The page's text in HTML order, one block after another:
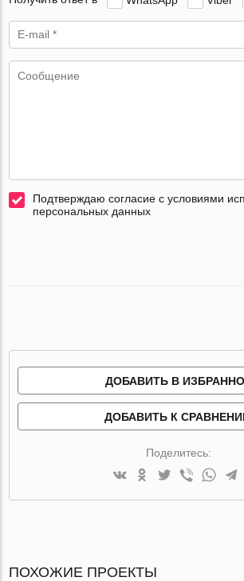
Подтверждаю согласие с условиями
персональных данных
ДОБАВИТЬ В
ДОБАВИТЬ К
Поделитесь:
ПОХОЖИЕ ПРОЕКТЫ